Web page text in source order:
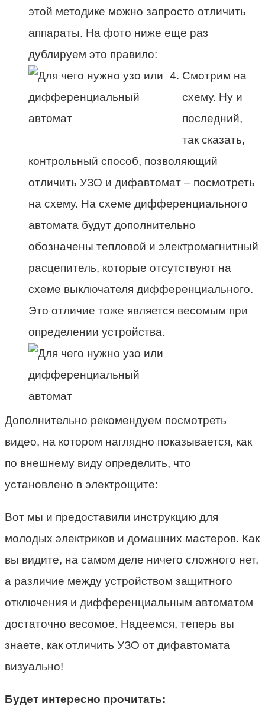
этой методике можно запросто отличить
аппараты. На фото ниже еще раз
дублируем это правило:
Смотрим на
схему. Ну и
последний,
так сказать,
контрольный способ, позволяющий
отличить УЗО и дифавтомат – посмотреть
на схему. На схеме дифференциального
автомата будут дополнительно
обозначены тепловой и электромагнитный
расцепитель, которые отсутствуют на
схеме выключателя дифференциального.
Это отличие тоже является весомым при
определении устройства.
Дополнительно рекомендуем посмотреть
видео, на котором наглядно показывается, как
по внешнему виду определить, что
установлено в электрощите:
Вот мы и предоставили инструкцию для
молодых электриков и домашних мастеров. Как
вы видите, на самом деле ничего сложного нет,
а различие между устройством защитного
отключения и дифференциальным автоматом
достаточно весомое. Надеемся, теперь вы
знаете, как отличить УЗО от дифавтомата
визуально!
Будет интересно прочитать: